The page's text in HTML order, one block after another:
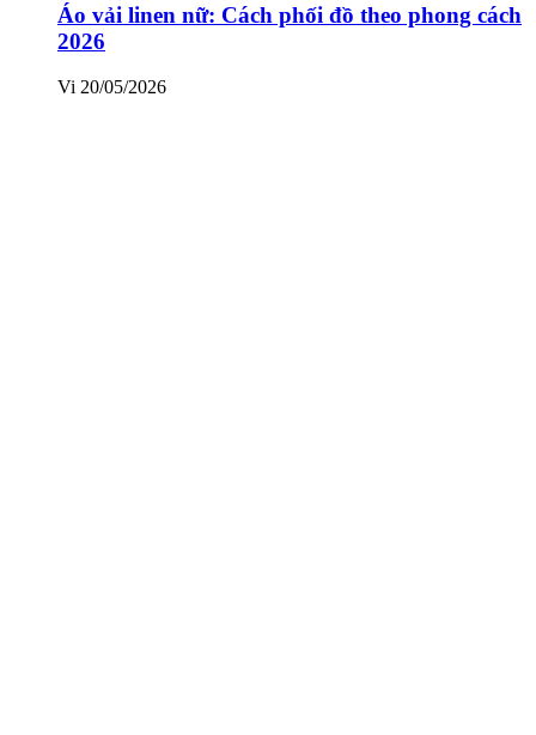
Áo vải linen nữ: Cách phối đồ theo phong cách
2026
Vi 20/05/2026